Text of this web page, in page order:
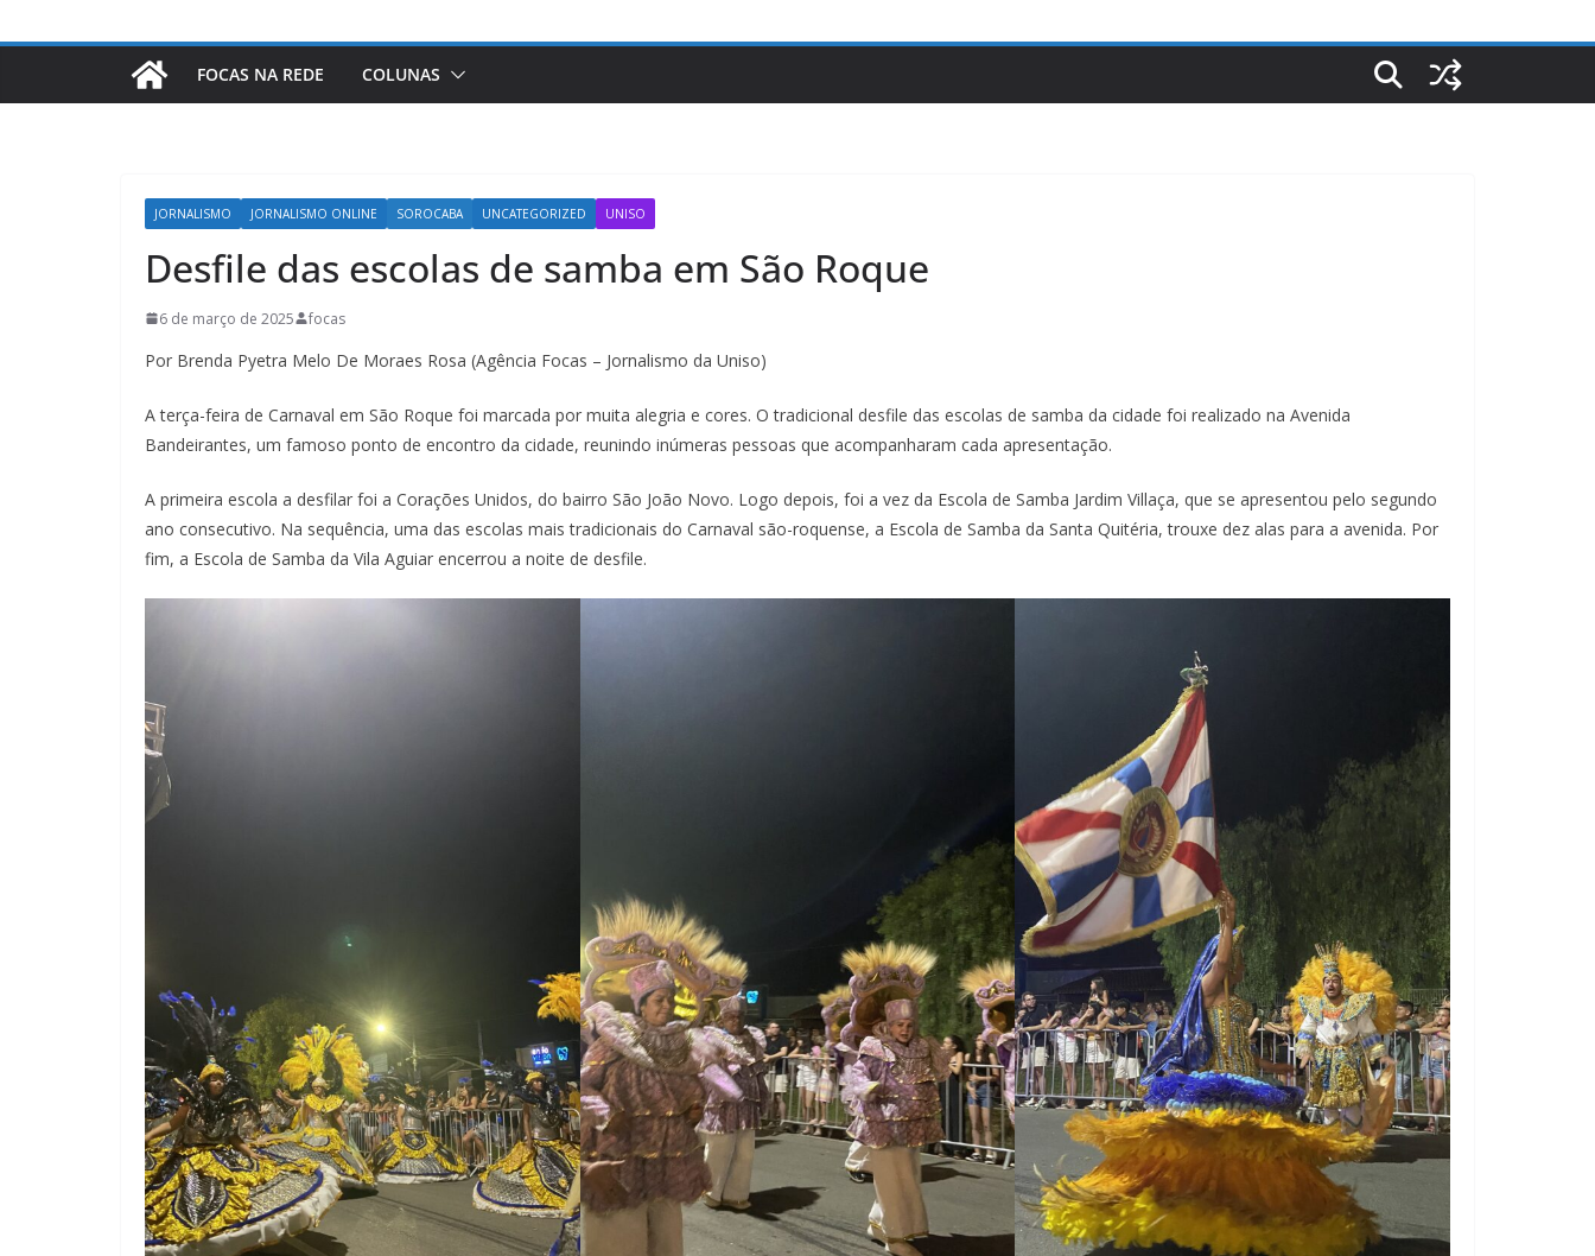
FOCAS NA REDE COLUNAS
JORNALISMO JORNALISMO ONLINE SOROCABA UNCATEGORIZED UNISO
Desfile das escolas de samba em São Roque
6 de março de 2025 focas
Por Brenda Pyetra Melo De Moraes Rosa (Agência Focas – Jornalismo da Uniso)
A terça-feira de Carnaval em São Roque foi marcada por muita alegria e cores. O tradicional desfile das escolas de samba da cidade foi realizado na Avenida
Bandeirantes, um famoso ponto de encontro da cidade, reunindo inúmeras pessoas que acompanharam cada apresentação.
A primeira escola a desfilar foi a Corações Unidos, do bairro São João Novo. Logo depois, foi a vez da Escola de Samba Jardim Villaça, que se apresentou pelo segundo
ano consecutivo. Na sequência, uma das escolas mais tradicionais do Carnaval são-roquense, a Escola de Samba da Santa Quitéria, trouxe dez alas para a avenida. Por
fim, a Escola de Samba da Vila Aguiar encerrou a noite de desfile.